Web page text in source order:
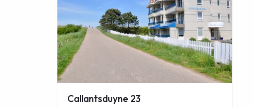
Callantsduyne 23